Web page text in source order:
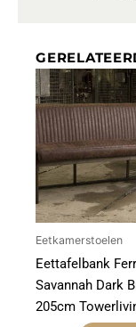
Eetkamerstoelen
Eettafelbank
Savannah Dark
205cm